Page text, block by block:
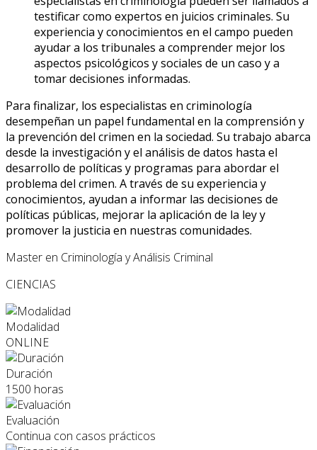
testificar como expertos en juicios criminales. Su
experiencia y conocimientos en el campo pueden
ayudar a los tribunales a comprender mejor los
aspectos psicológicos y sociales de un caso y a
tomar decisiones informadas.
Para finalizar, los especialistas en criminología
desempeñan un papel fundamental en la comprensión y
la prevención del crimen en la sociedad. Su trabajo abarca
desde la investigación y el análisis de datos hasta el
desarrollo de políticas y programas para abordar el
problema del crimen. A través de su experiencia y
conocimientos, ayudan a informar las decisiones de
políticas públicas, mejorar la aplicación de la ley y
promover la justicia en nuestras comunidades.
Master en Criminología y Análisis Criminal
CIENCIAS
Modalidad
ONLINE
Duración
1500 horas
Evaluación
Continua con casos prácticos